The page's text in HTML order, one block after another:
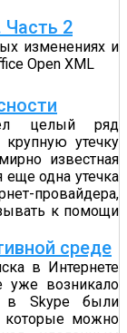
Часть 2
изменениях и
Open XML
целый ряд
утечку
известная
одна утечка
провайдера,
к помощи
среде
в Интернете
уже возникало
в Skype были
которые можно